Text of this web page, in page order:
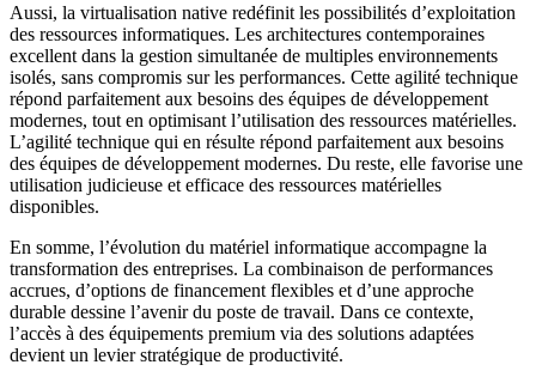
Aussi, la virtualisation native redéfinit les possibilités d’exploitation
des ressources informatiques. Les architectures contemporaines
excellent dans la gestion simultanée de multiples environnements
isolés, sans compromis sur les performances. Cette agilité technique
répond parfaitement aux besoins des équipes de développement
modernes, tout en optimisant l’utilisation des ressources matérielles.
L’agilité technique qui en résulte répond parfaitement aux besoins
des équipes de développement modernes. Du reste, elle favorise une
utilisation judicieuse et efficace des ressources matérielles
disponibles.
En somme, l’évolution du matériel informatique accompagne la
transformation des entreprises. La combinaison de performances
accrues, d’options de financement flexibles et d’une approche
durable dessine l’avenir du poste de travail. Dans ce contexte,
l’accès à des équipements premium via des solutions adaptées
devient un levier stratégique de productivité.